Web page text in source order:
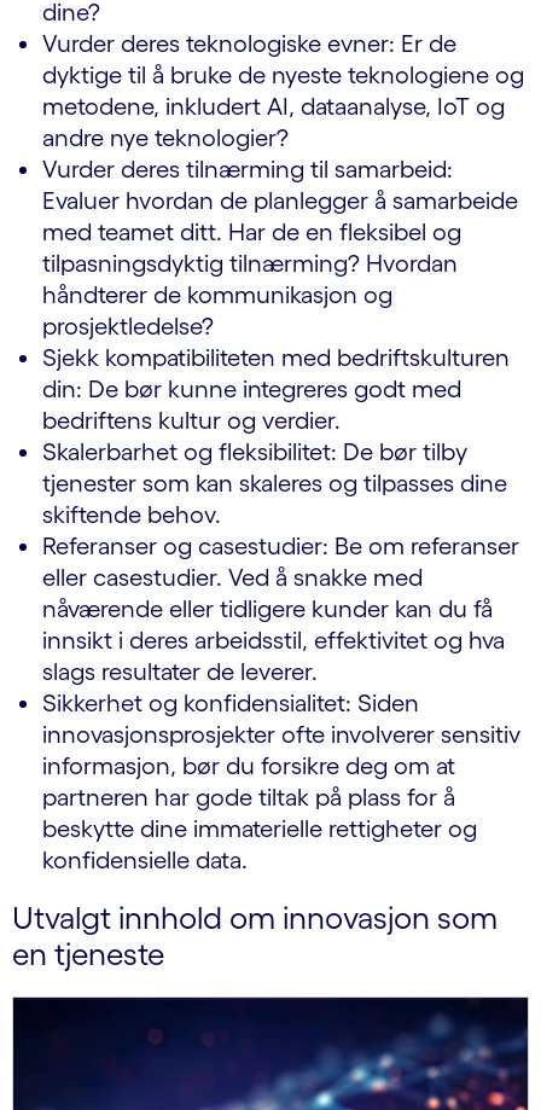
dine?
Vurder deres teknologiske evner: Er de
dyktige til å bruke de nyeste teknologiene og
metodene, inkludert AI, dataanalyse, IoT og
andre nye teknologier?
Vurder deres tilnærming til samarbeid:
Evaluer hvordan de planlegger å samarbeide
med teamet ditt. Har de en fleksibel og
tilpasningsdyktig tilnærming? Hvordan
håndterer de kommunikasjon og
prosjektledelse?
Sjekk kompatibiliteten med bedriftskulturen
din: De bør kunne integreres godt med
bedriftens kultur og verdier.
Skalerbarhet og fleksibilitet: De bør tilby
tjenester som kan skaleres og tilpasses dine
skiftende behov.
Referanser og casestudier: Be om referanser
eller casestudier. Ved å snakke med
nåværende eller tidligere kunder kan du få
innsikt i deres arbeidsstil, effektivitet og hva
slags resultater de leverer.
Sikkerhet og konfidensialitet: Siden
innovasjonsprosjekter ofte involverer sensitiv
informasjon, bør du forsikre deg om at
partneren har gode tiltak på plass for å
beskytte dine immaterielle rettigheter og
konfidensielle data.
Utvalgt innhold om innovasjon som
en tjeneste